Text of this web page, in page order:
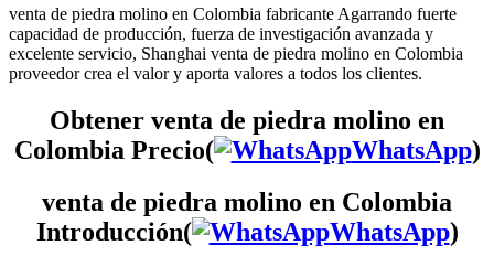
venta de piedra molino en Colombia fabricante Agarrando fuerte
capacidad de producción, fuerza de investigación avanzada y
excelente servicio, Shanghai venta de piedra molino en Colombia
proveedor crea el valor y aporta valores a todos los clientes.
Obtener venta de piedra molino en
Colombia Precio(
WhatsApp)
venta de piedra molino en Colombia
Introducción(
WhatsApp)